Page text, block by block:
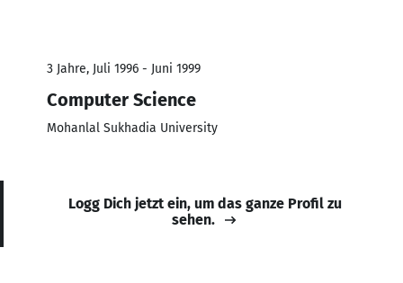
3 Jahre, Juli 1996 - Juni 1999
Computer Science
Mohanlal Sukhadia University
Logg Dich jetzt ein, um das ganze Profil zu
sehen.